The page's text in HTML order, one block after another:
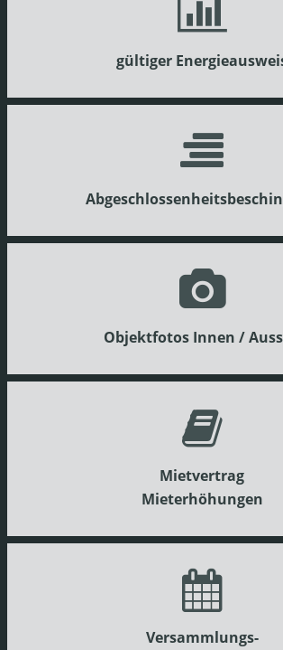
gültiger
Objektfotos Innen /
Mietvertrag
Mieterhöhungen
Versammlungs-